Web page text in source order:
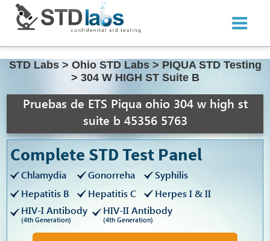
STD Labs > Ohio STD Labs > PIQUA STD Testing
> 304 W HIGH ST Suite B
Pruebas de ETS Piqua ohio 304 w high st
suite b 45356 5763
Complete STD Test Panel
Chlamydia Gonorreha
Syphilis
Hepatitis B
Hepatitis C
Herpes I & II
HIV-I Antibody
(4th Generation)
HIV-II Antibody
(4th Generation)